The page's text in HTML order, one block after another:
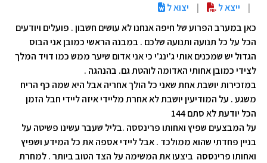
|
ייצא ל |
יצוא ל
כאן במערב הפרוע של חיפה אנחנו לא עושים חשבון . פועלים ויודעים
הכל על כל תנועה ותנועה שלכם . במבנה הראשי כמובן אני הבוס
הגדול יש שמכנים אותי ג'ינג'י כי אני אדום שיער ממש כמו דויד המלך
לצידי כמובן אחותי האדומה לוהטת גם. בהנהגה .
במזכירות יושבת אחת שאני כל הולך אחריה אבל היא שמה כף הריח
משגע . על המודיעין יושבת לא אחרת מליידי איזה ליידי חבל הזמן
הכל יודעת לא סתם 144
על המבצעים שפיץ ואחותו פרינססה .בליל שעבר עשינו פשיטה על
בניין פחדתי שהוא ממולכד . אבל ליידי אספה את כל המידע ושפיץ
ואחותו פרינססה ביצעו את המשימה על הצד הטוב ביותר . למחרת